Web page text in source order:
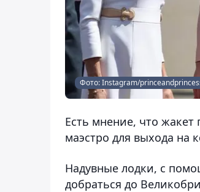
Фото: Instagram/
Есть мнение, что жакет
маэстро для выхода на
Надувные лодки, с
добраться до